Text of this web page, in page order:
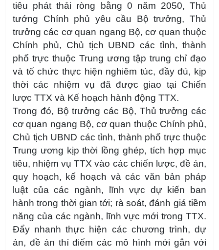
tiêu phát thải ròng bằng 0 năm 2050, Thủ
tướng Chính phủ yêu cầu Bộ trưởng, Thủ
trưởng các cơ quan ngang Bộ, cơ quan thuộc
Chính phủ, Chủ tịch UBND các tỉnh, thành
phố trực thuộc Trung ương tập trung chỉ đạo
và tổ chức thực hiện nghiêm túc, đầy đủ, kịp
thời các nhiệm vụ đã được giao tại Chiến
lược TTX và Kế hoạch hành động TTX.
Trong đó, Bộ trưởng các Bộ, Thủ trưởng các
cơ quan ngang Bộ, cơ quan thuộc Chính phủ,
Chủ tịch UBND các tỉnh, thành phố trực thuộc
Trung ương kịp thời lồng ghép, tích hợp mục
tiêu, nhiệm vụ TTX vào các chiến lược, đề án,
quy hoạch, kế hoạch và các văn bản pháp
luật của các ngành, lĩnh vực dự kiến ban
hành trong thời gian tới; rà soát, đánh giá tiềm
năng của các ngành, lĩnh vực mới trong TTX.
Đẩy nhanh thực hiện các chương trình, dự
án, đề án thí điểm các mô hình mới gắn với